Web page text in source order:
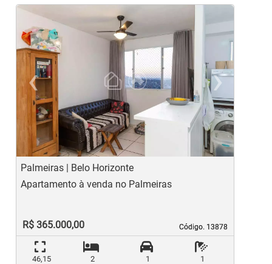
‹
Previous
›
Palmeiras | Belo Horizonte
Código. 13878
Código. 13878
Apartamento à venda no Palmeiras
R$ 365.000,00
46,15
2
1
1